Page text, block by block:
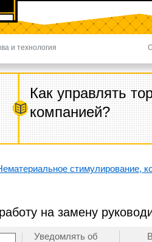
и технология
Как управлять
компанией?
стимулирование,
на замену
Уведомлять об